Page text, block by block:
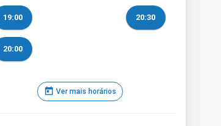
19:00
20:00
20:30
today Ver mais horários